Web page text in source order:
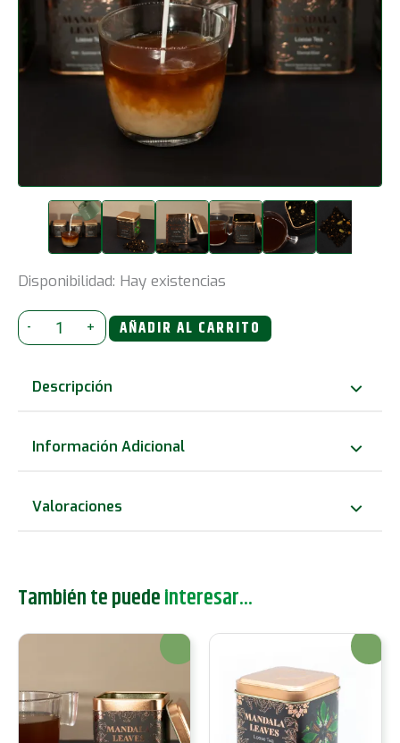
Disponibilidad: Hay existencias
-
Mezcla
de
Negra
Lata
+ AÑADIR AL CARRITO
Descripción
Información Adicional
Valoraciones
También te puedeinteresar...
¡Oferta! ¡Oferta!